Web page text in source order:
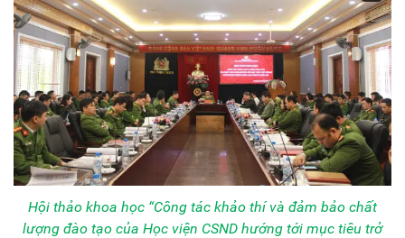
Hội thảo khoa học “Công tác khảo thí và đảm bảo chất
lượng đào tạo của Học viện CSND hướng tới mục tiêu trở